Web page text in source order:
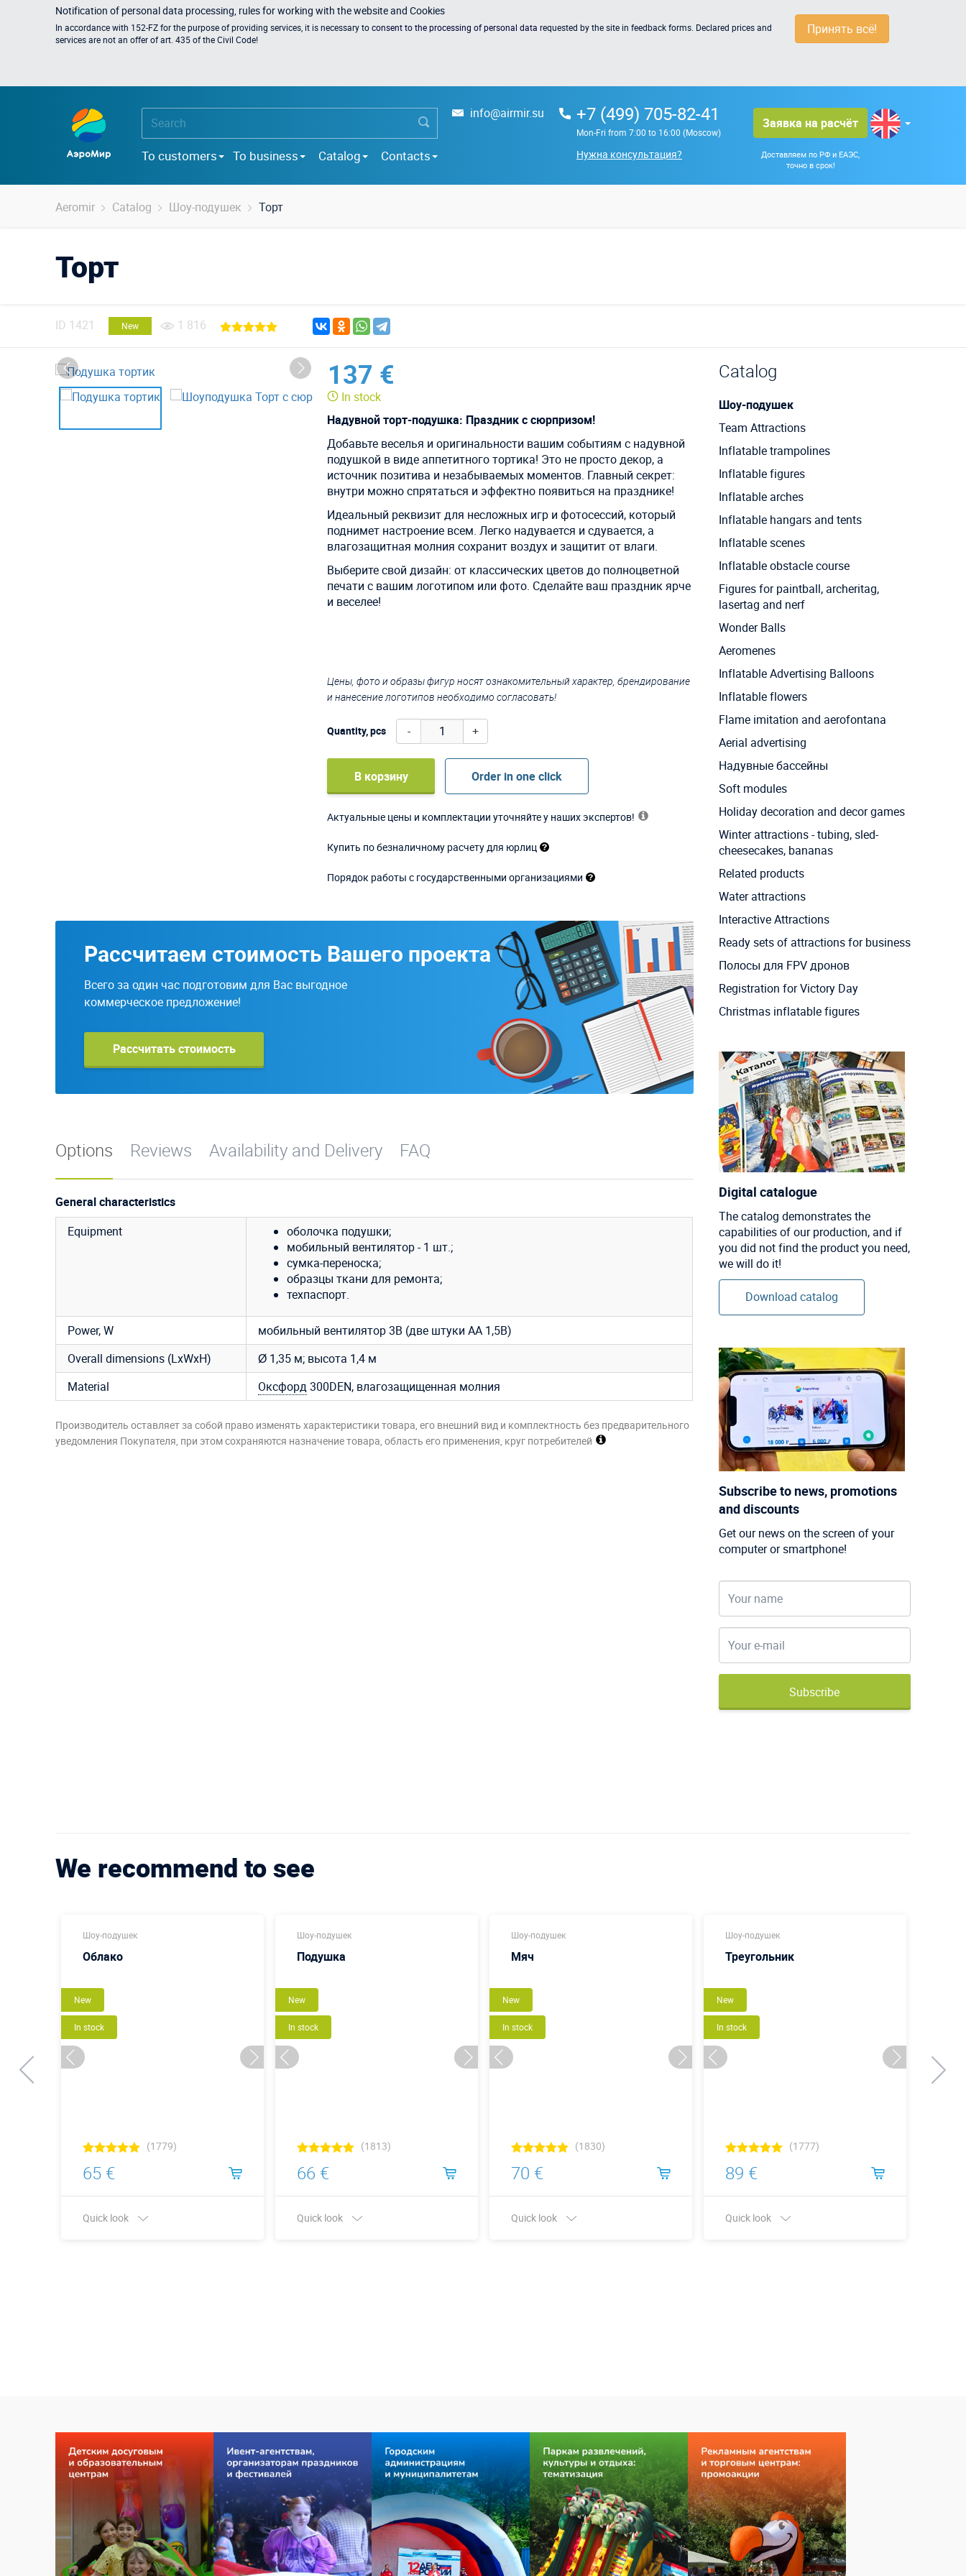
Принять всё!
Notification of personal data processing, rules for working with the website and Cookies
In accordance with 152-FZ for the purpose of providing services, it is necessary toconsent to the processing of personal data requested by the site in feedback forms. Declared prices and
services are not an offer of art. 435 of the Civil Code!
To customers To business Catalog Contacts
info@airmir.su +7 (499) 705-82-41
Mon-Fri from 7:00 to 16:00 (Moscow)
Нужна консультация?
Заявка на расчёт
Доставляем по РФ и ЕАЭС,
точно в срок!
Aeromir Catalog Шоу-подушек Торт
Торт
ID 1421 New 1 816
137 €
In stock
Надувной торт-подушка: Праздник с сюрпризом!
Добавьте веселья и оригинальности вашим событиям с надувной
подушкой в виде аппетитного тортика! Это не просто декор, а
источник позитива и незабываемых моментов. Главный секрет:
внутри можно спрятаться и эффектно появиться на празднике!
Идеальный реквизит для несложных игр и фотосессий, который
поднимет настроение всем. Легко надувается и сдувается, а
влагозащитная молния сохранит воздух и защитит от влаги.
Выберите свой дизайн: от классических цветов до полноцветной
печати с вашим логотипом или фото. Сделайте ваш праздник ярче
и веселее!
Цены, фото и образы фигур носят ознакомительный характер, брендирование
и нанесение логотипов необходимо согласовать!
Quantity, pcs - +
В корзину Order in one click
Актуальные цены и комплектации уточняйте у наших экспертов!
Купить по безналичному расчету для юрлиц
Порядок работы с государственными организациями
Рассчитаем стоимость Вашего проекта
Всего за один час подготовим для Вас выгодное
коммерческое предложение!
Рассчитать стоимость
Options Reviews Availability and Delivery FAQ
General characteristics
Equipment
оболочка подушки;
мобильный вентилятор - 1 шт.;
сумка-переноска;
образцы ткани для ремонта;
техпаспорт.
Power, W
мобильный вентилятор 3В (две штуки АА 1,5В)
Overall dimensions (LxWxH)
Ø 1,35 м; высота 1,4 м
Material
Оксфорд300DEN, влагозащищенная молния
Производитель оставляет за собой право изменять характеристики товара, его внешний вид и комплектность без предварительного
уведомления Покупателя, при этом сохраняются назначение товара, область его применения, круг потребителей
Catalog
Шоу-подушек
Team Attractions
Inflatable trampolines
Inflatable figures
Inflatable arches
Inflatable hangars and tents
Inflatable scenes
Inflatable obstacle course
Figures for paintball, archeritag,
lasertag and nerf
Wonder Balls
Aeromenes
Inflatable Advertising Balloons
Inflatable flowers
Flame imitation and aerofontana
Aerial advertising
Надувные бассейны
Soft modules
Holiday decoration and decor games
Winter attractions - tubing, sled-
cheesecakes, bananas
Related products
Water attractions
Interactive Attractions
Ready sets of attractions for business
Полосы для FPV дронов
Registration for Victory Day
Christmas inflatable figures
Digital catalogue
The catalog demonstrates the
capabilities of our production, and if
you did not find the product you need,
we will do it!
Download catalog
Subscribe to news, promotions
and discounts
Get our news on the screen of your
computer or smartphone!
Subscribe
We recommend to see
Шоу-подушек
Облако
New
In stock
(1779)
65 €
Quick look
Шоу-подушек
Подушка
New
In stock
(1813)
66 €
Quick look
Шоу-подушек
Мяч
New
In stock
(1830)
70 €
Quick look
Шоу-подушек
Треугольник
New
In stock
(1777)
89 €
Quick look